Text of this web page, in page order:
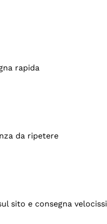
rapida
da ripetere
sito e consegna